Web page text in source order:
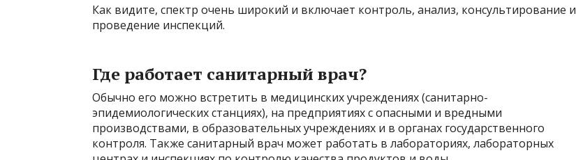
Как видите, спектр очень широкий и включает контроль, анализ, консультирование и
проведение инспекций.
Где работает санитарный врач?
Обычно его можно встретить в медицинских учреждениях (санитарно-
эпидемиологических станциях), на предприятиях с опасными и вредными
производствами, в образовательных учреждениях и в органах государственного
контроля. Также санитарный врач может работать в лабораториях, лабораторных